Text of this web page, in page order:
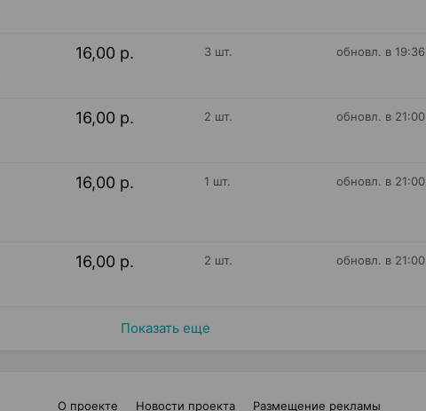
16,00 р. 3 шт. обновл. в 19:36
16,00 р. 2 шт. обновл. в 21:00
16,00 р. 1 шт. обновл. в 21:00
16,00 р. 2 шт. обновл. в 21:00
Показать еще
О проекте Новости проекта Размещение рекламы